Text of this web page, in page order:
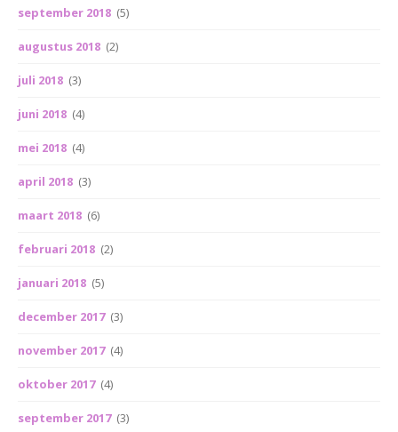
september 2018 (5)
augustus 2018 (2)
juli 2018 (3)
juni 2018 (4)
mei 2018 (4)
april 2018 (3)
maart 2018 (6)
februari 2018 (2)
januari 2018 (5)
december 2017 (3)
november 2017 (4)
oktober 2017 (4)
september 2017 (3)